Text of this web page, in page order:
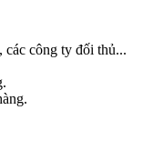
các công ty đối thủ...